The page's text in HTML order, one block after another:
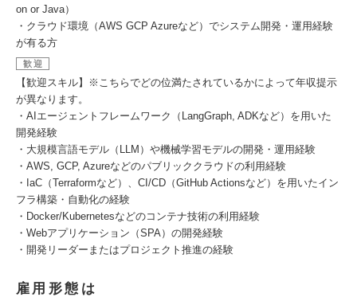
on or Java）
・クラウド環境（AWS GCP Azureなど）でシステム開発・運用経験
が有る方
歓迎
【歓迎スキル】※こちらでどの位満たされているかによって年収提示
が異なります。
・AIエージェントフレームワーク（LangGraph, ADKなど）を用いた
開発経験
・大規模言語モデル（LLM）や機械学習モデルの開発・運用経験
・AWS, GCP, Azureなどのパブリッククラウドの利用経験
・IaC（Terraformなど）、CI/CD（GitHub Actionsなど）を用いたイン
フラ構築・自動化の経験
・Docker/Kubernetesなどのコンテナ技術の利用経験
・Webアプリケーション（SPA）の開発経験
・開発リーダーまたはプロジェクト推進の経験
雇用形態は